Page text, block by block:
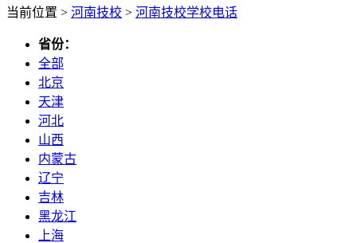
当前位置 > 河南技校 > 河南技校学校电话
省份：
全部
北京
天津
河北
山西
内蒙古
辽宁
吉林
黑龙江
上海